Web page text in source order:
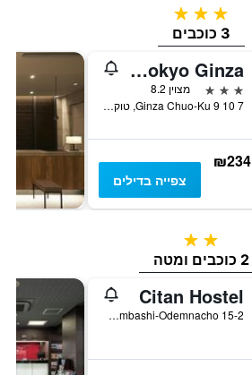
3 כוכבים
3 כוכבים
ibis Styles Tokyo Ginza
3 כוכבים
מצוין 8.2
7 10 9 Ginza Chuo-Ku, טוקיו, יפן
₪234
צפייה בדילים
2 כוכבים
2 כוכבים ומטה
Citan Hostel
15-2 Nihombashi-Odemnacho, טוקיו, יפן